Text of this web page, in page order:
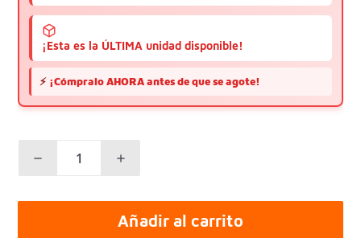
¡Esta es la ÚLTIMA unidad disponible!
⚡ ¡Cómpralo AHORA antes de que se agote!
Añadir al carrito